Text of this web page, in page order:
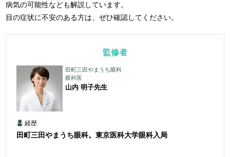
病気の可能性なども解説しています。
目の症状に不安のある方は、ぜひ確認してください。
監修者
田町三田やまうち眼科
眼科医
山内 明子先生
経歴
田町三田やまうち眼科。東京医科大学眼科入局